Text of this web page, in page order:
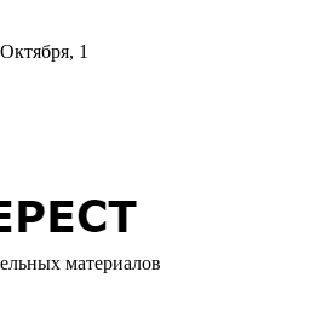
1
материалов